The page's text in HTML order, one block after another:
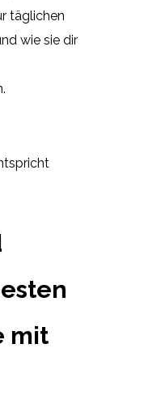
täglichen
wie sie dir
mit